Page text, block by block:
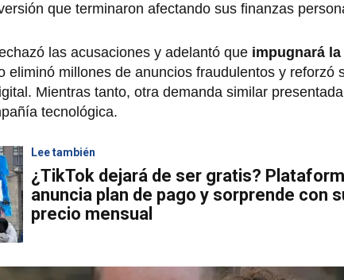
que terminaron afectando sus finanzas
las acusaciones y adelantó que impugnará la
eliminó millones de anuncios fraudulentos y reforzó
Mientras tanto, otra demanda similar
tecnológica.
Lee también
¿TikTok dejará de ser gratis?
anuncia plan de pago y sorprende con
precio mensual